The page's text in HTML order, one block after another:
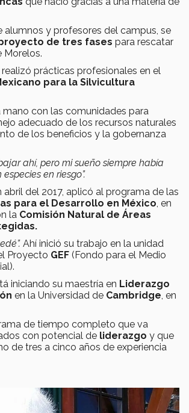
alumnos y profesores del campus, se
de tres fases para rescatar
Morelos.
prácticas profesionales en el
para la Silvicultura
mano con las comunidades para
adecuado de los recursos naturales
de los beneficios y la gobernanza
ahí, pero mi sueño siempre había
en riesgo”.
abril del 2017, aplicó al programa de las
para el Desarrollo en México, en
la Comisión Natural de Áreas
Ahí inició su trabajo en la unidad
Proyecto GEF (Fondo para el Medio
iniciando su maestría en Liderazgo
en la Universidad de Cambridge, en
de tiempo completo que va
con potencial de liderazgo y que
de tres a cinco años de experiencia